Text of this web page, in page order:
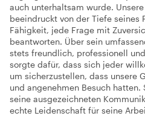
auch unterhaltsam wurde.
beeindruckt von der Tiefe seines
Fähigkeit, jede Frage mit
beantworten. Über sein
stets freundlich, professionell
sorgte dafür, dass sich jeder
um sicherzustellen, dass unsere
und angenehmen Besuch
seine ausgezeichneten
echte Leidenschaft für seine